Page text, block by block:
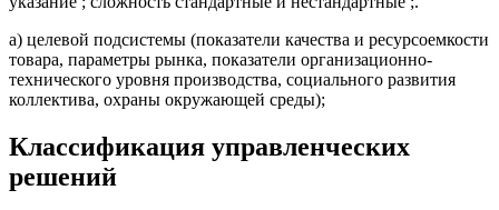
а) целевой подсистемы (показатели качества и ресурсоемкости
товара, параметры рынка, показатели организационно-
технического уровня производства, социального развития
коллектива, охраны окружа­ющей среды);
Классификация управленческих
решений